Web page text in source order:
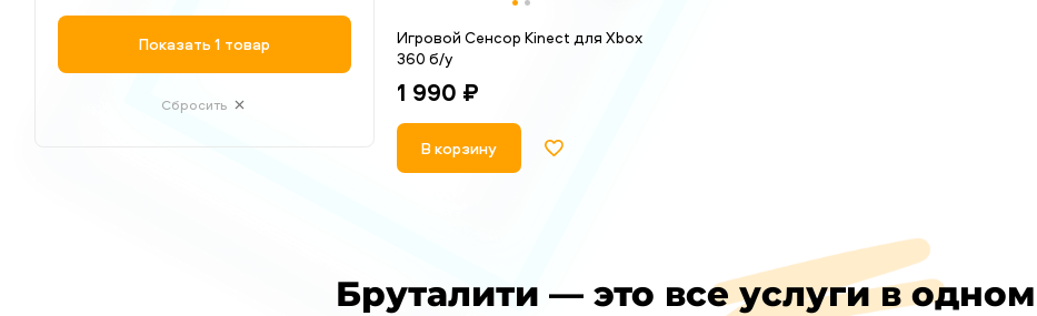
Показать1 товар
Сбросить
Игровой Сенсор Kinect для Xbox
360 б/у
1 990 ₽
В корзину
Бруталити — это все услуги в